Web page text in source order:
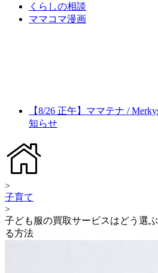
くらしの相談
ママコマ漫画
【8/26 正午】ママテナ /
知らせ
>
子育て
>
子ども服の買取サービスはどう選
る方法